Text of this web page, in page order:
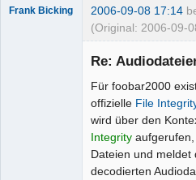
Frank Bicking 2006-09-08 17:14
(Original: 2006-09-
Re:
Für foobar2000
offizielle File
wird über den
Integrity
Dateien und meldet
decodierten